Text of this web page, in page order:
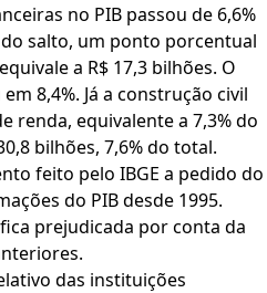
no PIB passou de 6,6%
salto, um ponto porcentual
a R$ 17,3 bilhões. O
8,4%. Já a construção civil
renda, equivalente a 7,3% do
bilhões, 7,6% do total.
feito pelo IBGE a pedido do
do PIB desde 1995.
prejudicada por conta da
das instituições